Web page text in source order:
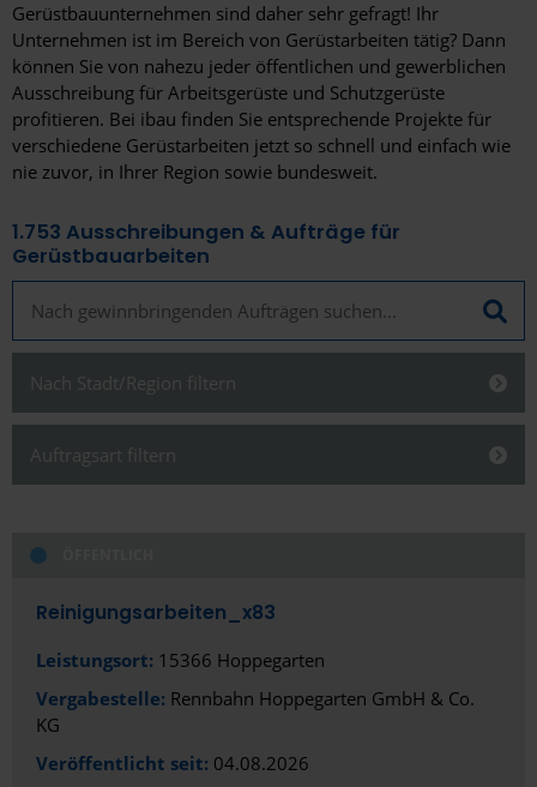
Gerüstbauunternehmen sind daher sehr gefragt! Ihr
Unternehmen ist im Bereich von Gerüstarbeiten tätig? Dann
können Sie von nahezu jeder öffentlichen und gewerblichen
Ausschreibung für Arbeitsgerüste und Schutzgerüste
profitieren. Bei ibau finden Sie entsprechende Projekte für
verschiedene Gerüstarbeiten jetzt so schnell und einfach wie
nie zuvor, in Ihrer Region sowie bundesweit.
1.753 Ausschreibungen & Aufträge für
Gerüstbauarbeiten
Nach Stadt/Region filtern
Alles anzeigen
Stadt
Aachen
Altenburg
Amberg
Auftragsart filtern
Alles anzeigen
Öffentlich
Privat/Gewerblich
Reinigungsarbeiten_x83
Leistungsort: 15366 Hoppegarten
Vergabestelle: Rennbahn Hoppegarten GmbH & Co.
KG
Veröffentlicht seit: 04.08.2026